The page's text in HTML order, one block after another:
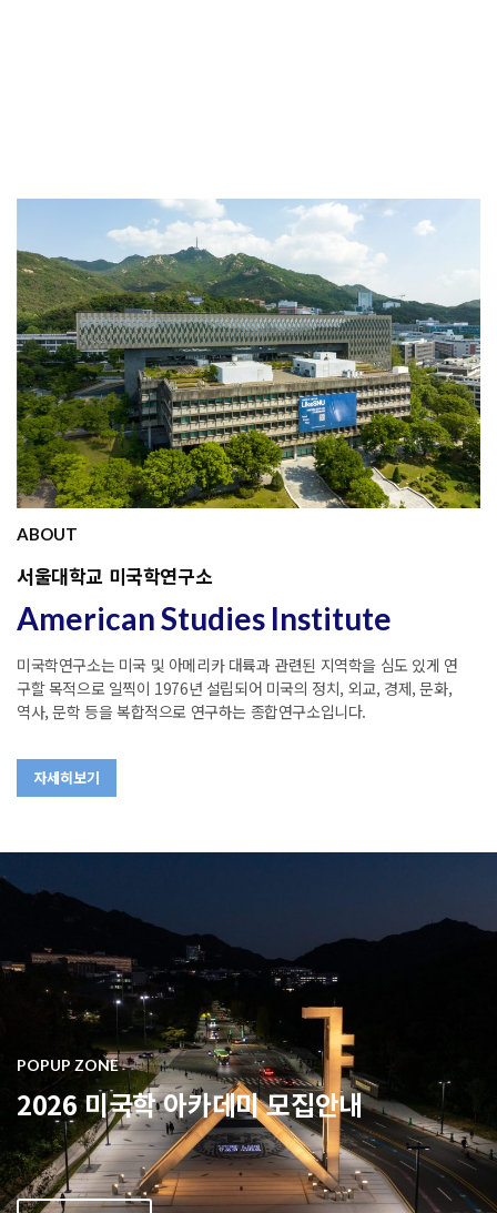
ABOUT
서울대학교 미국학연구소
American Studies Institute
미국학연구소는 미국 및 아메리카 대륙과 관련된 지역학을 심도 있게 연
구할 목적으로 일찍이 1976년 설립되어 미국의 정치, 외교, 경제, 문화,
역사, 문학 등을 복합적으로 연구하는 종합연구소입니다.
자세히보기
POPUP ZONE
2026 미국학 아카데미 모집안내